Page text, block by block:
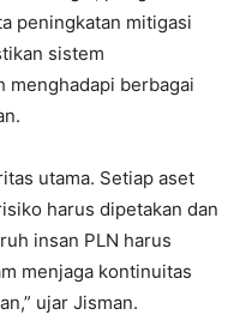
peningkatan mitigasi
sistem
menghadapi berbagai
utama. Setiap aset
harus dipetakan dan
insan PLN harus
menjaga kontinuitas
ujar Jisman.